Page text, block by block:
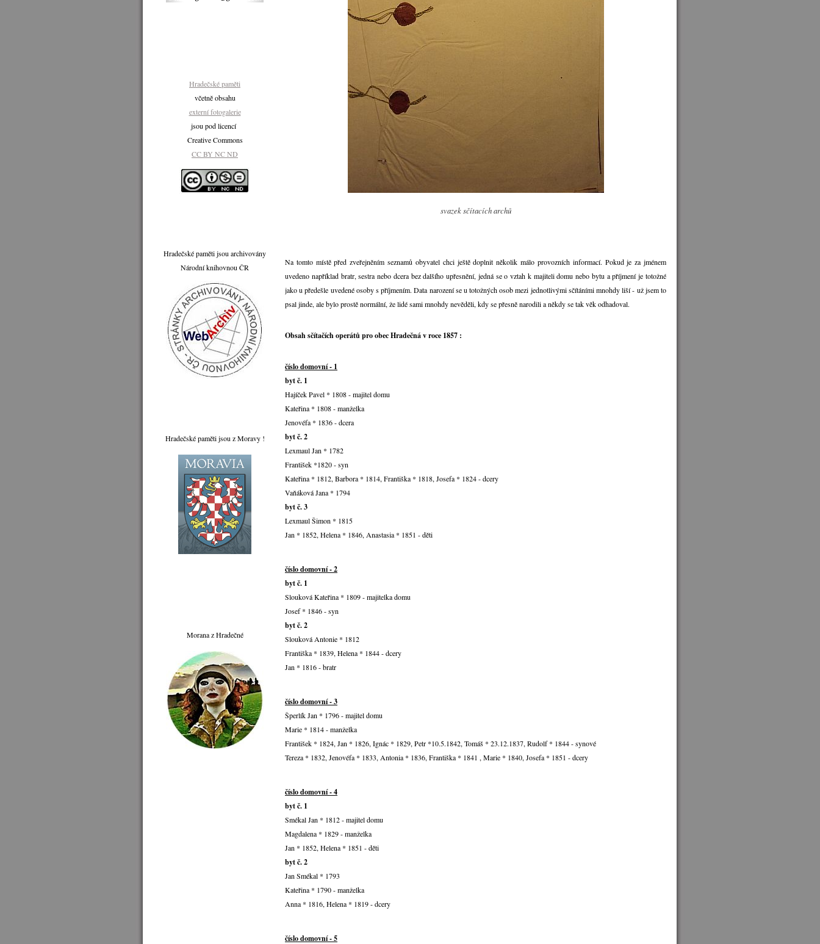
svazek sčítacích archů
Na tomto místě před zveřejněním seznamů obyvatel chci ještě doplnit několik málo provozních informací. Pokud je za jménem
uvedeno například bratr, sestra nebo dcera bez dalšího upřesnění, jedná se o vztah k majiteli domu nebo bytu a příjmení je totožné
jako u předešle uvedené osoby s příjmením. Data narození se u totožných osob mezi jednotlivými sčítáními mnohdy liší - už jsem to
psal jinde, ale bylo prostě normální, že lidé sami mnohdy nevěděli, kdy se přesně narodili a někdy se tak věk odhadoval.
Obsah sčítačích operátů pro obec Hradečná v roce 1857 :
číslo domovní - 1
byt č. 1
Hajíček Pavel * 1808 - majitel domu
Kateřina * 1808 - manželka
Jenovéfa * 1836 - dcera
byt č. 2
Lexmaul Jan * 1782
František *1820 - syn
Kateřina * 1812, Barbora * 1814, Františka * 1818, Josefa * 1824 - dcery
Vaňáková Jana * 1794
byt č. 3
Lexmaul Šimon * 1815
Jan * 1852, Helena * 1846, Anastasia * 1851 - děti
číslo domovní - 2
byt č. 1
Slouková Kateřina * 1809 - majitelka domu
Josef * 1846 - syn
byt č. 2
Slouková Antonie * 1812
Františka * 1839, Helena * 1844 - dcery
Jan * 1816 - bratr
číslo domovní - 3
Šperlík Jan * 1796 - majitel domu
Marie * 1814 - manželka
František * 1824, Jan * 1826, Ignác * 1829, Petr *10.5.1842, Tomáš * 23.12.1837, Rudolf * 1844 - synové
Tereza * 1832, Jenovéfa * 1833, Antonia * 1836, Františka * 1841 , Marie * 1840, Josefa * 1851 - dcery
číslo domovní - 4
byt č. 1
Smékal Jan * 1812 - majitel domu
Magdalena * 1829 - manželka
Jan * 1852, Helena * 1851 - děti
byt č. 2
Jan Smékal * 1793
Kateřina * 1790 - manželka
Anna * 1816, Helena * 1819 - dcery
číslo domovní - 5
Hradečské paměti
včetně obsahu
externí fotogalerie
jsou pod licencí
Creative Commons
CC BY NC ND
Hradečské paměti jsou archivovány
Národní knihovnou ČR
Hradečské paměti jsou z Moravy !
Morana z Hradečné